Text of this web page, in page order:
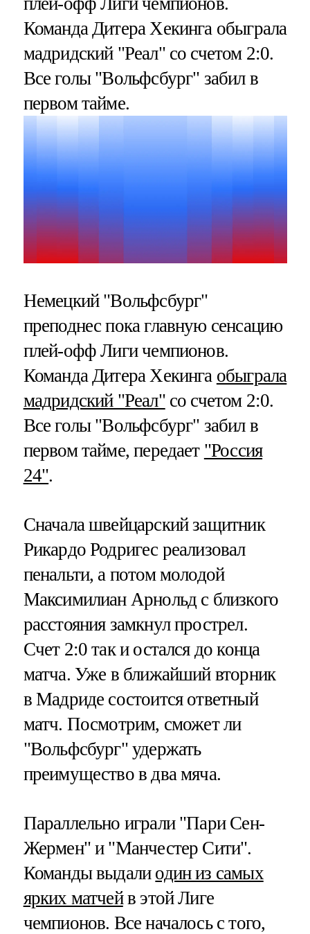
Команда Дитера Хекинга обыграла
мадридский "Реал" со счетом 2:0.
Все голы "Вольфсбург" забил в
первом тайме.
Немецкий "Вольфсбург"
преподнес пока главную сенсацию
плей-офф Лиги чемпионов.
Команда Дитера Хекинга обыграла
мадридский "Реал"со счетом 2:0.
Все голы "Вольфсбург" забил в
первом тайме, передает "Россия
24".
Сначала швейцарский защитник
Рикардо Родригес реализовал
пенальти, а потом молодой
Максимилиан Арнольд с близкого
расстояния замкнул прострел.
Счет 2:0 так и остался до конца
матча. Уже в ближайший вторник
в Мадриде состоится ответный
матч. Посмотрим, сможет ли
"Вольфсбург" удержать
преимущество в два мяча.
Параллельно играли "Пари Сен-
Жермен" и "Манчестер Сити".
Команды выдали один из самых
ярких матчейв этой Лиге
чемпионов. Все началось с того,